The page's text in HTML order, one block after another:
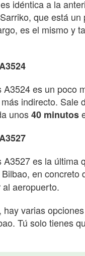
idéntica a la
que está
es el mismo y
A3524 es un poco
indirecto. Sale
unos40 minutos
es la última
en
aeropuerto.
hay varias
Tú solo tienes